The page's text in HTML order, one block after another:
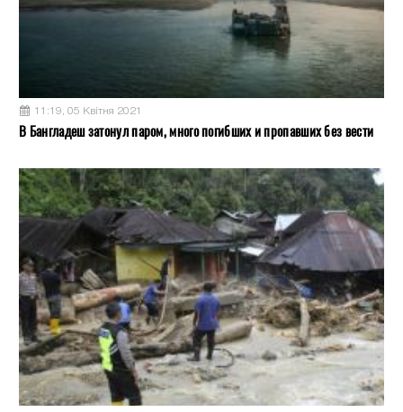
11:19, 05 Квітня 2021
В Бангладеш затонул паром, много погибших и пропавших без вести